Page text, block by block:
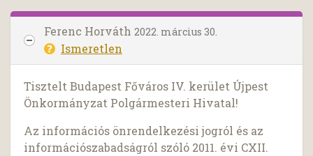
Ferenc Horváth 2022. március 30.
Ismeretlen
Tisztelt Budapest Főváros IV. kerület Újpest
Önkormányzat Polgármesteri Hivatal!
Az információs önrendelkezési jogról és az
információszabadságról szóló 2011. évi CXII.